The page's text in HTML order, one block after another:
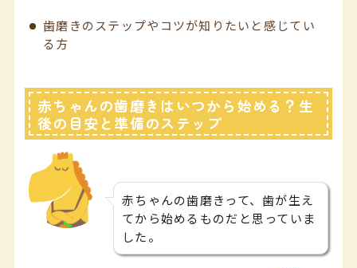
歯磨きのステップやコツが知りたいと感じてい
る方
赤ちゃんの歯磨きはいつから始める？生
後の目安と準備のステップ
赤ちゃんの歯磨きって、歯が生え
てから始めるものだと思っていま
した。